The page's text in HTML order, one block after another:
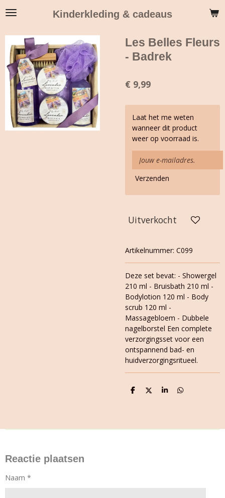
Ga
hoofdinhoud
Kinderkleding & cadeaus
Les Belles Fleurs
- Badrek
€ 9,99
Laat het me weten
wanneer dit product
weer op voorraad is.
Verzenden
Uitverkocht
Artikelnummer: C099
Deze set bevat: - Showergel
210 ml - Bruisbath 210 ml -
Bodylotion 120 ml - Body
scrub 120 ml -
Massagebloem - Dubbele
nagelborstel Een complete
verzorgingsset voor een
ontspannend bad- en
huidverzorgingsritueel.
D
D
S
D
Reactie plaatsen
Naam *